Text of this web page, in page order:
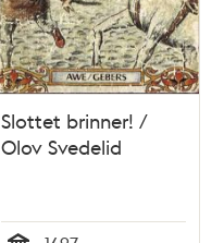
Slottet brinner! /
Olov Svedelid